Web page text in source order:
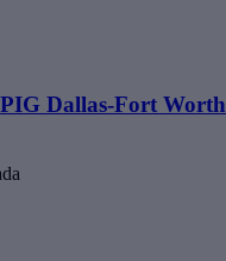
Dallas-Fort Worth